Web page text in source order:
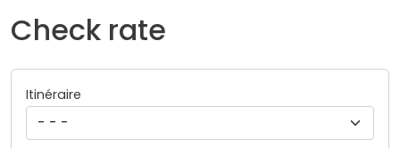
Check rate
Itinéraire